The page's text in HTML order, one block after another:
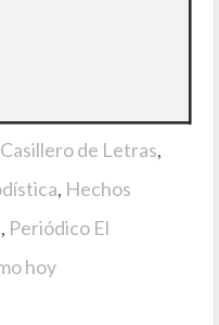
de Letras,
, Hechos
, Periódico El
hoy